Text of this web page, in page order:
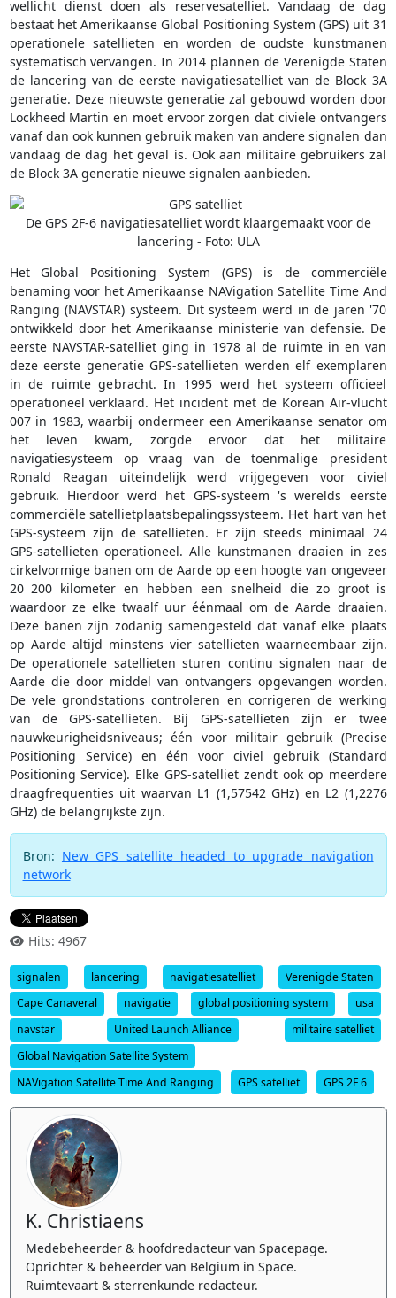
wellicht dienst doen als reservesatelliet. Vandaag de dag
bestaat het Amerikaanse Global Positioning System (GPS) uit 31
operationele satellieten en worden de oudste kunstmanen
systematisch vervangen. In 2014 plannen de Verenigde Staten
de lancering van de eerste navigatiesatelliet van de Block 3A
generatie. Deze nieuwste generatie zal gebouwd worden door
Lockheed Martin en moet ervoor zorgen dat civiele ontvangers
vanaf dan ook kunnen gebruik maken van andere signalen dan
vandaag de dag het geval is. Ook aan militaire gebruikers zal
de Block 3A generatie nieuwe signalen aanbieden.
De GPS 2F-6 navigatiesatelliet wordt klaargemaakt voor de
lancering - Foto: ULA
Het Global Positioning System (GPS) is de commerciële
benaming voor het Amerikaanse NAVigation Satellite Time And
Ranging (NAVSTAR) systeem. Dit systeem werd in de jaren '70
ontwikkeld door het Amerikaanse ministerie van defensie. De
eerste NAVSTAR-satelliet ging in 1978 al de ruimte in en van
deze eerste generatie GPS-satellieten werden elf exemplaren
in de ruimte gebracht. In 1995 werd het systeem officieel
operationeel verklaard. Het incident met de Korean Air-vlucht
007 in 1983, waarbij ondermeer een Amerikaanse senator om
het leven kwam, zorgde ervoor dat het militaire
navigatiesysteem op vraag van de toenmalige president
Ronald Reagan uiteindelijk werd vrijgegeven voor civiel
gebruik. Hierdoor werd het GPS-systeem 's werelds eerste
commerciële satellietplaatsbepalingssysteem. Het hart van het
GPS-systeem zijn de satellieten. Er zijn steeds minimaal 24
GPS-satellieten operationeel. Alle kunstmanen draaien in zes
cirkelvormige banen om de Aarde op een hoogte van ongeveer
20 200 kilometer en hebben een snelheid die zo groot is
waardoor ze elke twaalf uur éénmaal om de Aarde draaien.
Deze banen zijn zodanig samengesteld dat vanaf elke plaats
op Aarde altijd minstens vier satellieten waarneembaar zijn.
De operationele satellieten sturen continu signalen naar de
Aarde die door middel van ontvangers opgevangen worden.
De vele grondstations controleren en corrigeren de werking
van de GPS-satellieten. Bij GPS-satellieten zijn er twee
nauwkeurigheidsniveaus; één voor militair gebruik (Precise
Positioning Service) en één voor civiel gebruik (Standard
Positioning Service). Elke GPS-satelliet zendt ook op meerdere
draagfrequenties uit waarvan L1 (1,57542 GHz) en L2 (1,2276
GHz) de belangrijkste zijn.
Bron: New GPS satellite headed to upgrade navigation
network
Hits: 4967
signalen lancering navigatiesatelliet
Verenigde Staten
Cape Canaveral
navigatie global positioning system
usa
navstar
United Launch Alliance
militaire satelliet
Global Navigation Satellite System
NAVigation Satellite Time And Ranging
GPS satelliet GPS 2F 6
K. Christiaens
Medebeheerder & hoofdredacteur van Spacepage.
Oprichter & beheerder van Belgium in Space.
Ruimtevaart & sterrenkunde redacteur.